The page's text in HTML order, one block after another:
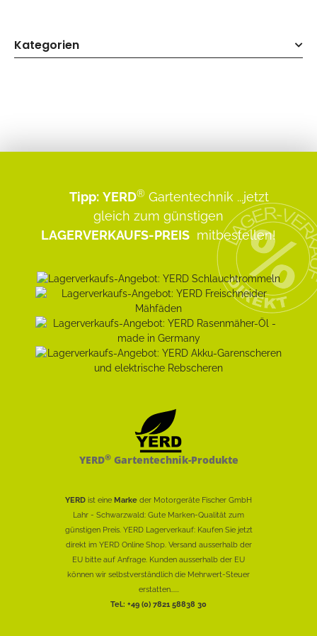
Kategorien
Tipp: YERD® Gartentechnik ...jetzt
gleich zum günstigen
LAGERVERKAUFS-PREIS mitbestellen!
YERD®Gartentechnik-Produkte
YERD ist eine Marke der Motorgeräte Fischer GmbH
Lahr - Schwarzwald: Gute Marken-Qualität zum
günstigen Preis. YERD Lagerverkauf: Kaufen Sie jetzt
direkt im YERD Online Shop. Versand ausserhalb der
EU bitte auf Anfrage. Kunden ausserhalb der EU
können wir selbstverständlich die Mehrwert-Steuer
erstatten......
Tel.: +49 (0) 7821 58838 30